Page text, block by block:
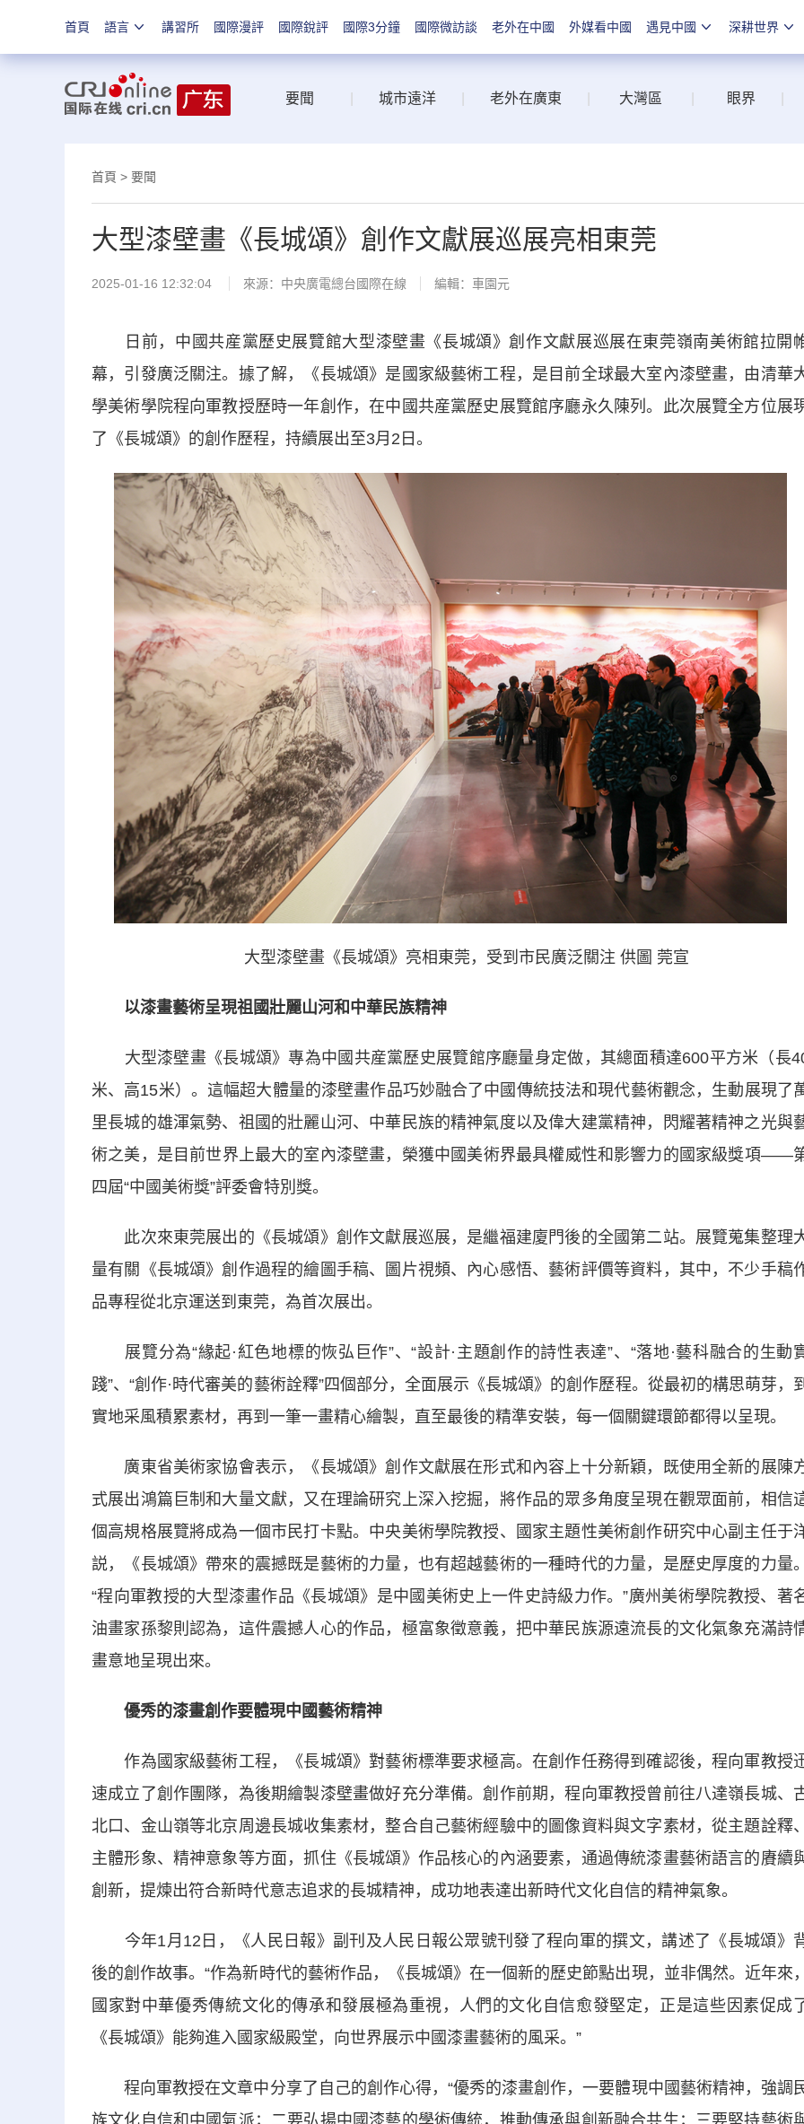
首頁 語言 講習所 國際漫評 國際銳評 國際3分鐘 國際微訪談 老外在中國 外媒看中國 遇見中國 深耕世界
要聞 城市遠洋 老外在廣東 大灣區 眼界
首頁 > 要聞
大型漆壁畫《長城頌》創作文獻展巡展亮相東莞
2025-01-16 12:32:04 來源：中央廣電總台國際在線 編輯：車園元
日前，中國共産黨歷史展覽館大型漆壁畫《長城頌》創作文獻展巡展在東莞嶺南美術館拉開
幕，引發廣泛關注。據了解，《長城頌》是國家級藝術工程，是目前全球最大室內漆壁畫，由清華
學美術學院程向軍教授歷時一年創作，在中國共産黨歷史展覽館序廳永久陳列。此次展覽全方位展
了《長城頌》的創作歷程，持續展出至3月2日。
大型漆壁畫《長城頌》亮相東莞，受到市民廣泛關注 供圖 莞宣
以漆畫藝術呈現祖國壯麗山河和中華民族精神
大型漆壁畫《長城頌》專為中國共産黨歷史展覽館序廳量身定做，其總面積達600平方米（長
米、高15米）。這幅超大體量的漆壁畫作品巧妙融合了中國傳統技法和現代藝術觀念，生動展現了
里長城的雄渾氣勢、祖國的壯麗山河、中華民族的精神氣度以及偉大建黨精神，閃耀著精神之光與
術之美，是目前世界上最大的室內漆壁畫，榮獲中國美術界最具權威性和影響力的國家級獎項——
四屆“中國美術獎”評委會特別獎。
此次來東莞展出的《長城頌》創作文獻展巡展，是繼福建廈門後的全國第二站。展覽蒐集整理
量有關《長城頌》創作過程的繪圖手稿、圖片視頻、內心感悟、藝術評價等資料，其中，不少手稿
品專程從北京運送到東莞，為首次展出。
展覽分為“緣起·紅色地標的恢弘巨作”、“設計·主題創作的詩性表達”、“落地·藝科融合的生動
踐”、“創作·時代審美的藝術詮釋”四個部分，全面展示《長城頌》的創作歷程。從最初的構思萌芽，到
實地采風積累素材，再到一筆一畫精心繪製，直至最後的精準安裝，每一個關鍵環節都得以呈現。
廣東省美術家協會表示，《長城頌》創作文獻展在形式和內容上十分新穎，既使用全新的展陳
式展出鴻篇巨制和大量文獻，又在理論研究上深入挖掘，將作品的眾多角度呈現在觀眾面前，相信
個高規格展覽將成為一個市民打卡點。中央美術學院教授、國家主題性美術創作研究中心副主任于
説，《長城頌》帶來的震撼既是藝術的力量，也有超越藝術的一種時代的力量，是歷史厚度的力量。
“程向軍教授的大型漆畫作品《長城頌》是中國美術史上一件史詩級力作。”廣州美術學院教授、著
油畫家孫黎則認為，這件震撼人心的作品，極富象徵意義，把中華民族源遠流長的文化氣象充滿詩
畫意地呈現出來。
優秀的漆畫創作要體現中國藝術精神
作為國家級藝術工程，《長城頌》對藝術標準要求極高。在創作任務得到確認後，程向軍教授
速成立了創作團隊，為後期繪製漆壁畫做好充分準備。創作前期，程向軍教授曾前往八達嶺長城、
北口、金山嶺等北京周邊長城收集素材，整合自己藝術經驗中的圖像資料與文字素材，從主題詮釋、
主體形象、精神意象等方面，抓住《長城頌》作品核心的內涵要素，通過傳統漆畫藝術語言的賡續
創新，提煉出符合新時代意志追求的長城精神，成功地表達出新時代文化自信的精神氣象。
今年1月12日，《人民日報》副刊及人民日報公眾號刊發了程向軍的撰文，講述了《長城頌》
後的創作故事。“作為新時代的藝術作品，《長城頌》在一個新的歷史節點出現，並非偶然。近年來，
國家對中華優秀傳統文化的傳承和發展極為重視，人們的文化自信愈發堅定，正是這些因素促成
《長城頌》能夠進入國家級殿堂，向世界展示中國漆畫藝術的風采。”
程向軍教授在文章中分享了自己的創作心得，“優秀的漆畫創作，一要體現中國藝術精神，強調
族文化自信和中國氣派；二要弘揚中國漆藝的學術傳統，推動傳承與創新融合共生；三要堅持藝術